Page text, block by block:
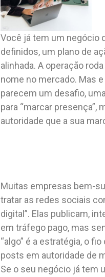
Você já tem um negócio
definidos, um plano de
alinhada. A operação
nome no mercado. Mas
parecem um desafio,
para “marcar presença”,
autoridade que a sua
Muitas empresas bem-
tratar as redes sociais
digital”. Elas publicam,
em tráfego pago, mas
“algo” é a estratégia, o
posts em autoridade de
Se o seu negócio já tem